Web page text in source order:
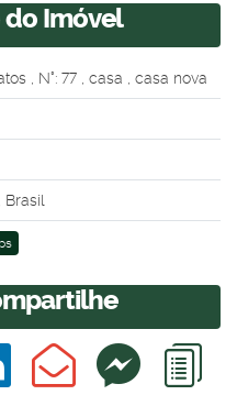
do Imóvel
, N°: 77 , casa , casa nova
Brasil